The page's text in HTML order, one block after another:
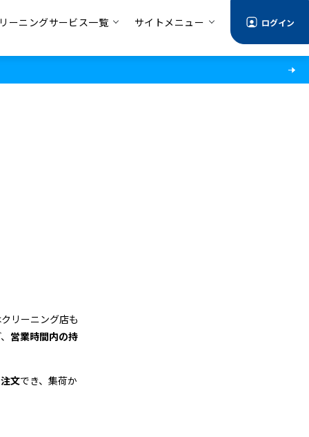
ーニングサービス一覧 サイトメニュー ログイン
リーニング店も
営業時間内の持
文でき、集荷か